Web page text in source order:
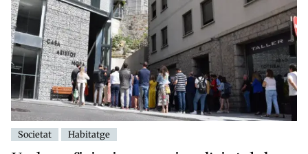
Societat Habitatge